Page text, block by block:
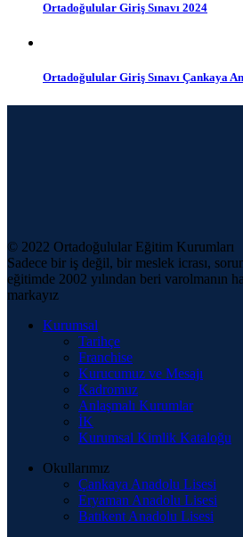
Ortadoğulular Giriş Sınavı 2024
Ortadoğulular Giriş Sınavı Çankaya
© 2022 Ortadoğulular Eğitim Kurumları
Sadece bir iş değil, bir meslek icrası,
eğitimde 2002 yılından beri varolmanın
markayız
Kurumsal
Tarihçe
Franchise
Kurucumuz ve Mesajı
Kadromuz
Anlaşmalı Kurumlar
İK
Kurumsal Kimlik Kataloğu
Okullarımız
Çankaya Anadolu Lisesi
Eryaman Anadolu Lisesi
Batıkent Anadolu Lisesi